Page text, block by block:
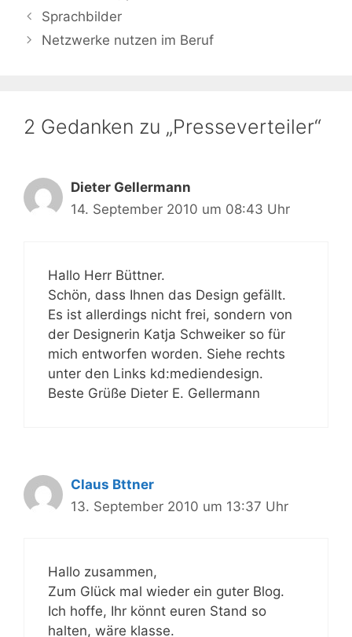
Sprachbilder
Netzwerke nutzen im Beruf
2 Gedanken zu „Presseverteiler“
Dieter Gellermann
14. September 2010 um 08:43 Uhr
Hallo Herr Büttner.
Schön, dass Ihnen das Design gefällt.
Es ist allerdings nicht frei, sondern von
der Designerin Katja Schweiker so für
mich entworfen worden. Siehe rechts
unter den Links kd:mediendesign.
Beste Grüße Dieter E. Gellermann
Claus Bttner
13. September 2010 um 13:37 Uhr
Hallo zusammen,
Zum Glück mal wieder ein guter Blog.
Ich hoffe, Ihr könnt euren Stand so
halten, wäre klasse.